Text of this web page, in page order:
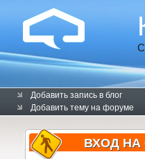
Добавить запись в блог
Добавить тему на форуме
ВХОД НА